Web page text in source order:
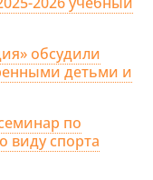
обсудили
детьми и
по
виду спорта